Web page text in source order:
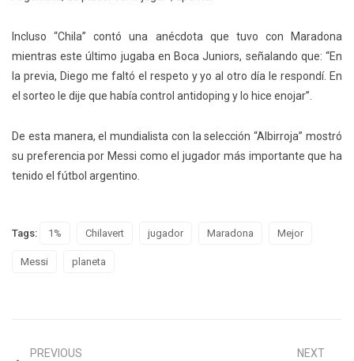
Incluso “Chila” contó una anécdota que tuvo con Maradona
mientras este último jugaba en Boca Juniors, señalando que: “En
la previa, Diego me faltó el respeto y yo al otro día le respondí. En
el sorteo le dije que había control antidoping y lo hice enojar”.
De esta manera, el mundialista con la selección “Albirroja” mostró
su preferencia por Messi como el jugador más importante que ha
tenido el fútbol argentino.
Tags: 1% Chilavert jugador Maradona Mejor
Messi planeta
PREVIOUS
NEXT